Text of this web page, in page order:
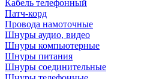
Кабель телефонный
Патч-корд
Провода намоточные
Шнуры аудио, видео
Шнуры компьютерные
Шнуры питания
Шнуры соединительные